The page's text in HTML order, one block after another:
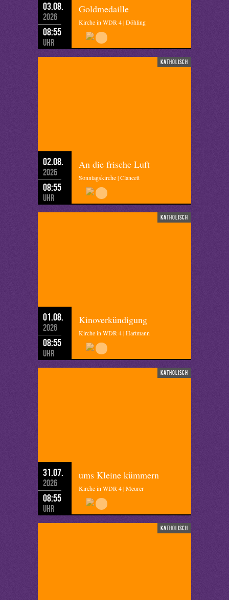
03.08.
2026
08:55
Uhr
Goldmedaille
Kirche in WDR 4 | Döhling
katholisch
02.08.
2026
08:55
Uhr
An die frische Luft
Sonntagskirche | Clancett
katholisch
01.08.
2026
08:55
Uhr
Kinoverkündigung
Kirche in WDR 4 | Hartmann
katholisch
31.07.
2026
08:55
Uhr
ums Kleine kümmern
Kirche in WDR 4 | Meurer
katholisch